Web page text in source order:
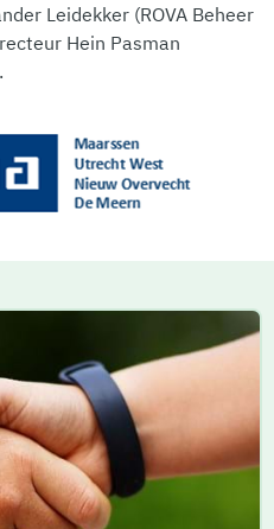
Leidekker (ROVA Beheer
Hein Pasman